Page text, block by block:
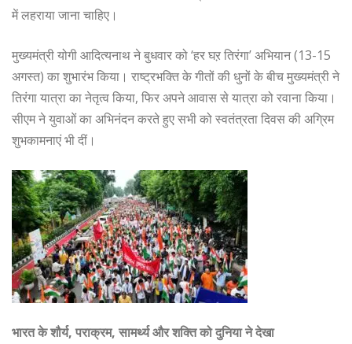
में लहराया जाना चाहिए।
मुख्यमंत्री योगी आदित्यनाथ ने बुधवार को ‘हर घऱ तिरंगा’ अभियान (13-15
अगस्त) का शुभारंभ किया। राष्ट्रभक्ति के गीतों की धुनों के बीच मुख्यमंत्री ने
तिरंगा यात्रा का नेतृत्व किया, फिर अपने आवास से यात्रा को रवाना किया।
सीएम ने युवाओं का अभिनंदन करते हुए सभी को स्वतंत्रता दिवस की अग्रिम
शुभकामनाएं भी दीं।
भारत के शौर्य, पराक्रम, सामर्थ्य और शक्ति को दुनिया ने देखा